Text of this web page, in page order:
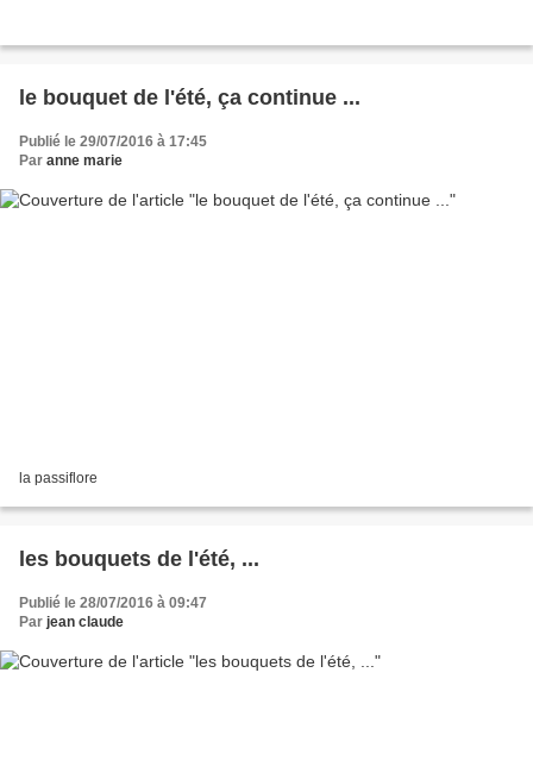
le bouquet de l'été, ça continue ...
Publié le 29/07/2016 à 17:45
Par anne marie
la passiflore
les bouquets de l'été, ...
Publié le 28/07/2016 à 09:47
Par jean claude